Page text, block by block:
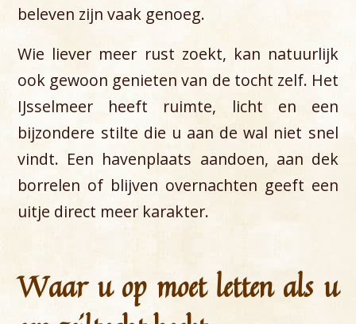
beleven zijn vaak genoeg.
Wie liever meer rust zoekt, kan natuurlijk
ook gewoon genieten van de tocht zelf. Het
IJsselmeer heeft ruimte, licht en een
bijzondere stilte die u aan de wal niet snel
vindt. Een havenplaats aandoen, aan dek
borrelen of blijven overnachten geeft een
uitje direct meer karakter.
Waar u op moet letten als u